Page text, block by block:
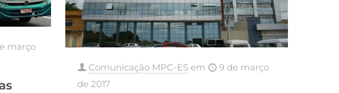
março
Comunicação MPC-ES em
9 de março
de 2017